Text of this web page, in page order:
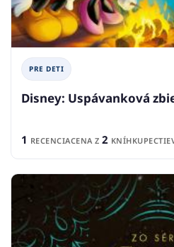
PRE DETI
Disney: Uspávanková
1 RECENCIACENA Z 2